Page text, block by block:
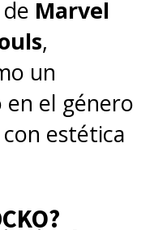
Marvel
,
un
el género
estética